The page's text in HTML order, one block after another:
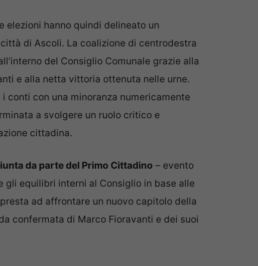
elezioni hanno quindi delineato un
di Ascoli. La coalizione di centrodestra
del Consiglio Comunale grazie alla
e alla netta vittoria ottenuta nelle urne.
i conti con una minoranza numericamente
a svolgere un ruolo critico e
cittadina.
da parte del Primo Cittadino – evento
equilibri interni al Consiglio in base alle
ad affrontare un nuovo capitolo della
confermata di Marco Fioravanti e dei suoi